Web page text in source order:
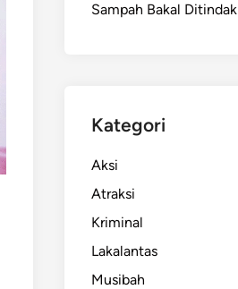
Sampah Bakal Ditindak
Kategori
Aksi
Atraksi
Kriminal
Lakalantas
Musibah